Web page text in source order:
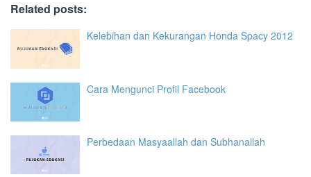
Related posts:
Kelebihan dan Kekurangan Honda Spacy 2012
Cara Mengunci Profil Facebook
Perbedaan Masyaallah dan Subhanallah